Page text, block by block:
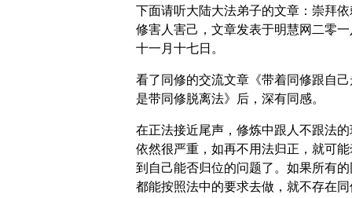
下面请听大陆大法弟子的文章：崇拜依
修害人害己，文章发表于明慧网二零一
十一月十七日。
看了同修的交流文章《带着同修跟自己
是带同修脱离法》后，深有同感。
在正法接近尾声，修炼中跟人不跟法的
依然很严重，如再不用法归正，就可能
到自己能否归位的问题了。如果所有的
都能按照法中的要求去做，就不存在同